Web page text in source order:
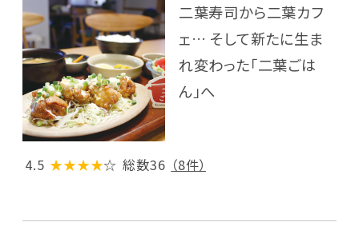
二葉寿司から二葉カフ
ェ… そして新たに生ま
れ変わった「二葉ごは
ん」へ
4.5 ★★★★☆ 総数36 （8件）